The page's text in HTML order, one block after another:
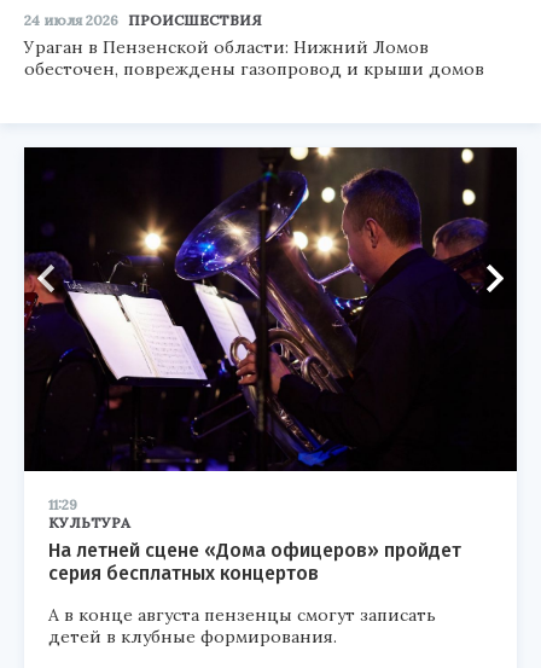
24 июля 2026 ПРОИСШЕСТВИЯ
Ураган в Пензенской области: Нижний Ломов
обесточен, повреждены газопровод и крыши домов
11:29
КУЛЬТУРА
На летней сцене «Дома офицеров» пройдет
серия бесплатных концертов
А в конце августа пензенцы смогут записать
детей в клубные формирования.